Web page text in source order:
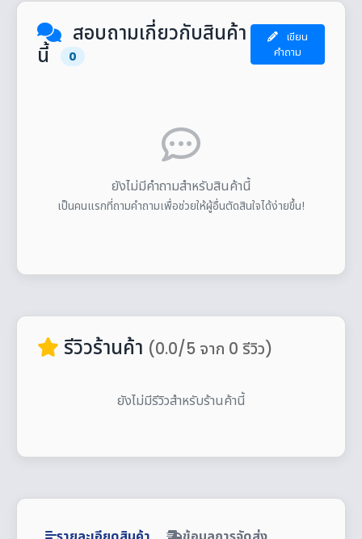
สอบถามเกี่ยวกับสินค้า
นี้
0
เขียน
คำถาม
ยังไม่มีคำถามสำหรับสินค้านี้
เป็นคนแรกที่ถามคำถามเพื่อช่วยให้ผู้อื่นตัดสินใจได้ง่ายขึ้น!
รีวิวร้านค้า (0.0/5 จาก 0 รีวิว)
ยังไม่มีรีวิวสำหรับร้านค้านี้